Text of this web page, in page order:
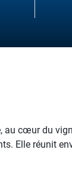
au cœur du
Elle réunit